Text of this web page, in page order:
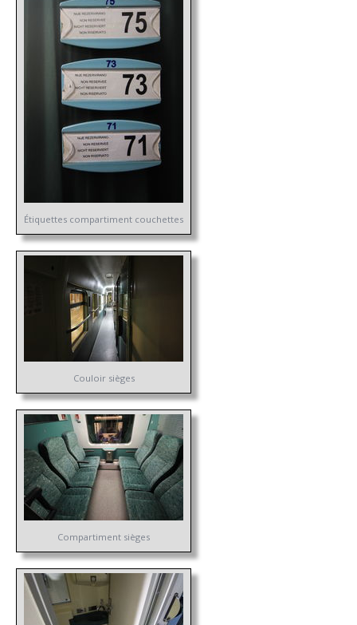
Étiquettes compartiment couchettes
Couloir sièges
Compartiment sièges